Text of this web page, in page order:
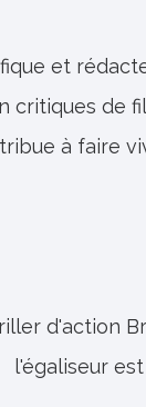
et
critiques de
à faire
d'action
l'égaliseur